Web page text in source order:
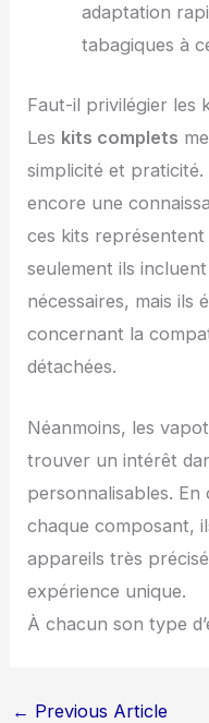
adaptation
tabagiques à
Faut-il privilégier les
Les kits complets
simplicité et
encore une
ces kits
seulement ils
nécessaires, mais ils
concernant la
détachées.
Néanmoins, les
trouver un intérêt
personnalisables. En
chaque composant,
appareils très
expérience unique.
À chacun son type
← Previous Article